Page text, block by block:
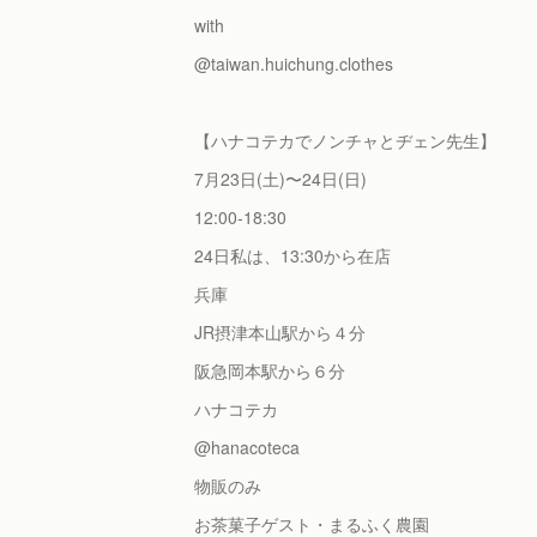
with
@taiwan.huichung.clothes
【ハナコテカでノンチャとヂェン先生】
7月23日(土)〜24日(日)
12:00-18:30
24日私は、13:30から在店
兵庫
JR摂津本山駅から４分
阪急岡本駅から６分
ハナコテカ
@hanacoteca
物販のみ
お茶菓子ゲスト・まるふく農園